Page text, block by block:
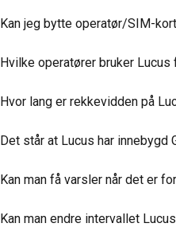
Kan jeg bytte operatør/SIM-
Hvilke operatører bruker
Hvor lang er rekkevidden på
Det står at Lucus har innebygd
Kan man få varsler når det er
Kan man endre intervallet